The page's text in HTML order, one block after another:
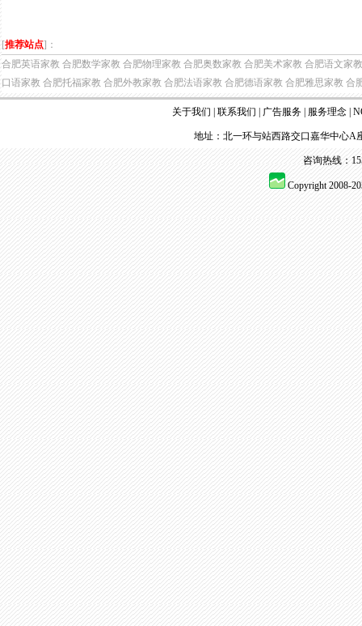
[推荐站点]：
合肥英语家教 合肥数学家教 合肥物理家教 合肥奥数家教 合肥美术家教 合肥语文家教
口语家教 合肥托福家教 合肥外教家教 合肥法语家教 合肥德语家教 合肥雅思家教 合
关于我们 联系我们 广告服务| 服务理念|
地址：北一环与站西路交口嘉华中心
咨询热线：
Copyright 2008-